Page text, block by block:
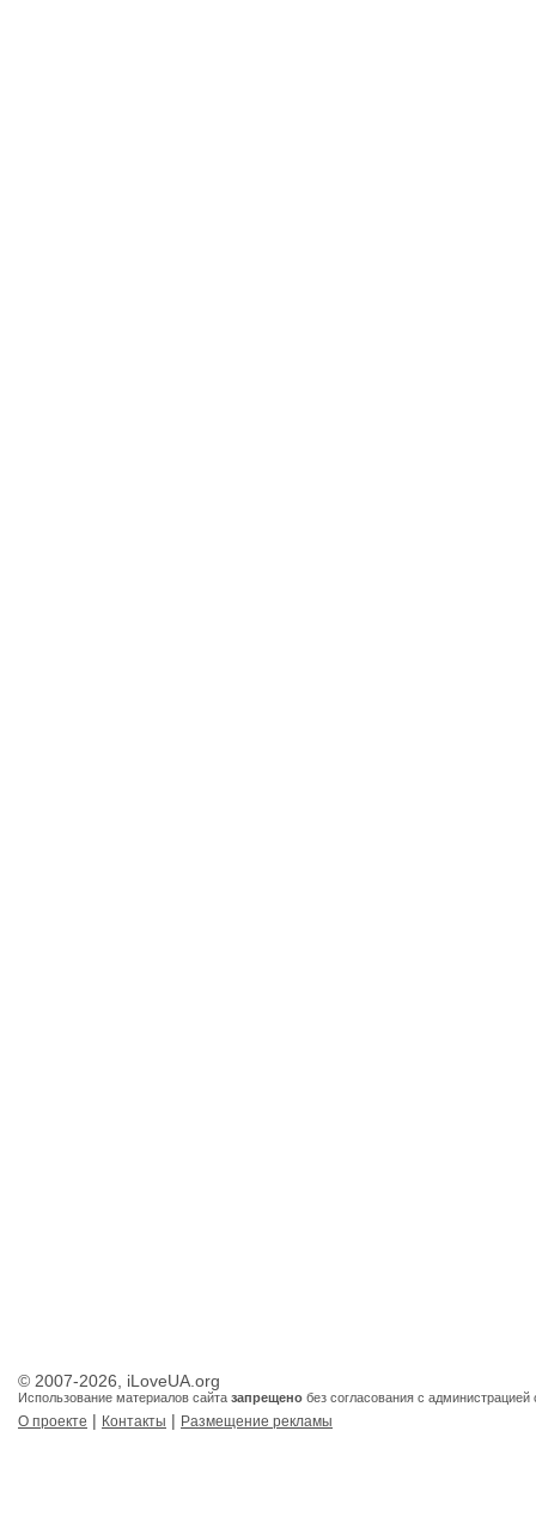
© 2007-2026, iLoveUA.org
Использование материалов сайта запрещено без согласования с администрацией
О проекте | Контакты | Размещение рекламы